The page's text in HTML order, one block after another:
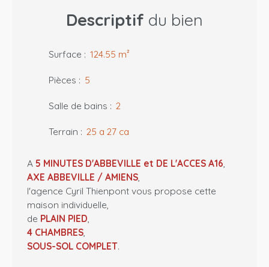
Descriptif du bien
Surface : 124.55 m²
Pièces : 5
Salle de bains : 2
Terrain : 25 a 27 ca
A 5 MINUTES D'ABBEVILLE et DE L'ACCES A16,
AXE ABBEVILLE / AMIENS,
l'agence Cyril Thienpont vous propose cette
maison individuelle,
de PLAIN PIED,
4 CHAMBRES,
SOUS-SOL COMPLET.